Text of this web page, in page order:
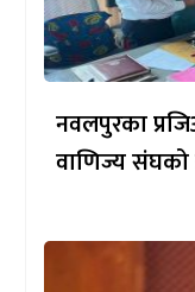
नवलपुरका
वाणिज्य संघको